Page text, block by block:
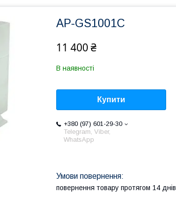
AP-GS1001C
11 400 ₴
В наявності
Купити
+380 (97) 601-29-30
Telegram, Viber,
WhatsApp
повернення товару протягом 14 днів